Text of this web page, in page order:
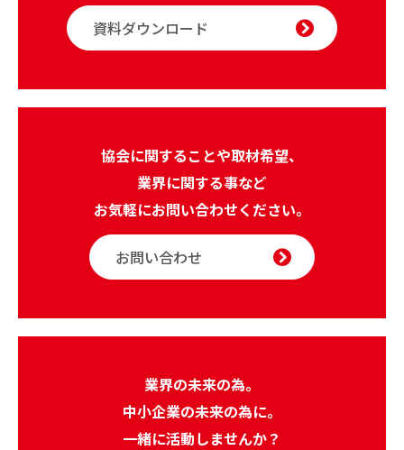
資料ダウンロード
協会に関することや取材希望、
業界に関する事など
お気軽にお問い合わせください。
お問い合わせ
業界の未来の為。
中小企業の未来の為に。
一緒に活動しませんか？